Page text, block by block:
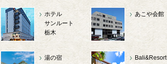
ホテル
サンルート
栃木
あこや会館
湯の宿
Bali&Resort